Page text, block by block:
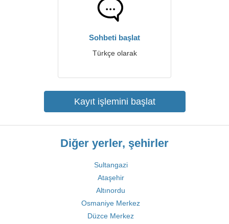
Sohbeti başlat
Türkçe olarak
Kayıt işlemini başlat
Diğer yerler, şehirler
Sultangazi
Ataşehir
Altınordu
Osmaniye Merkez
Düzce Merkez